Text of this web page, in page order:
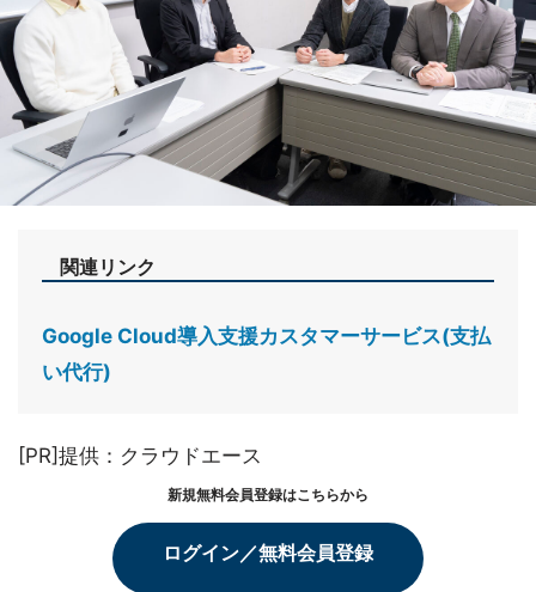
関連リンク
Google Cloud導入支援カスタマーサービス(支払
い代行)
[PR]提供：クラウドエース
新規無料会員登録はこちらから
ログイン／無料会員登録